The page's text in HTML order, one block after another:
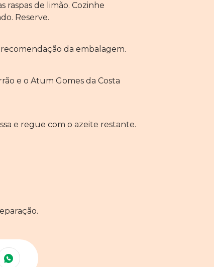
raspas de limão. Cozinhe
Reserve.
da embalagem.
e o Atum Gomes da Costa
e regue com o azeite restante.